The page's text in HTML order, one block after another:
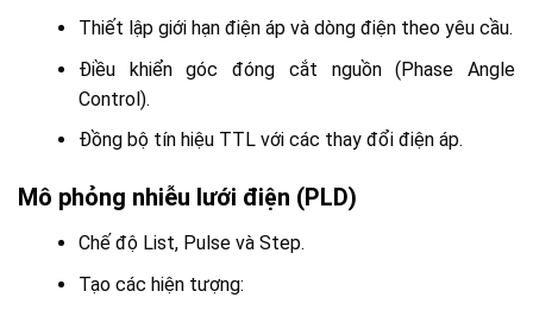
Thiết lập giới hạn điện áp và dòng điện theo yêu cầu.
Điều khiển góc đóng cắt nguồn (Phase Angle
Control).
Đồng bộ tín hiệu TTL với các thay đổi điện áp.
Mô phỏng nhiễu lưới điện (PLD)
Chế độ List, Pulse và Step.
Tạo các hiện tượng: